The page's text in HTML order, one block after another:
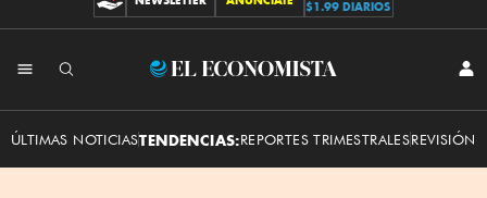
CONTRIBUCIONES
$1.99 DIARIOS
El
ÚLTIMAS NOTICIASTENDENCIAS:REPORTES TRIMESTRALESREVISIÓN